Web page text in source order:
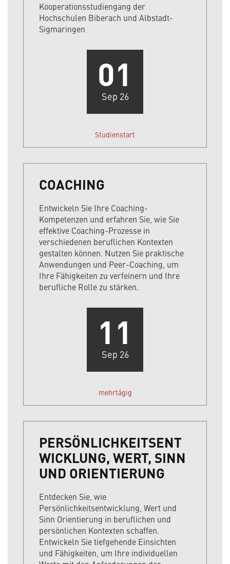
Kooperationsstudiengang der
Hochschulen Biberach und Albstadt-
Sigmaringen
01
Sep 26
Studienstart
COACHING
Entwickeln Sie Ihre Coaching-
Kompetenzen und erfahren Sie, wie Sie
effektive Coaching-Prozesse in
verschiedenen beruflichen Kontexten
gestalten können. Nutzen Sie praktische
Anwendungen und Peer-Coaching, um
Ihre Fähigkeiten zu verfeinern und Ihre
berufliche Rolle zu stärken.
11
Sep 26
mehrtägig
PERSÖNLICHKEITSENT
WICKLUNG, WERT, SINN
UND ORIENTIERUNG
Entdecken Sie, wie
Persönlichkeitsentwicklung, Wert und
Sinn Orientierung in beruflichen und
persönlichen Kontexten schaffen.
Entwickeln Sie tiefgehende Einsichten
und Fähigkeiten, um Ihre individuellen